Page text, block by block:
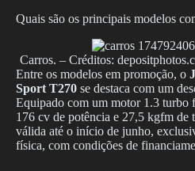
Quais são os principais modelos
Carros. – Créditos:
Entre os modelos em promoção, o
Sport T270 se destaca com um
Equipado com um motor 1.3 turbo
176 cv de potência e 27,5 kgfm de
válida até o início de junho,
física, com condições de